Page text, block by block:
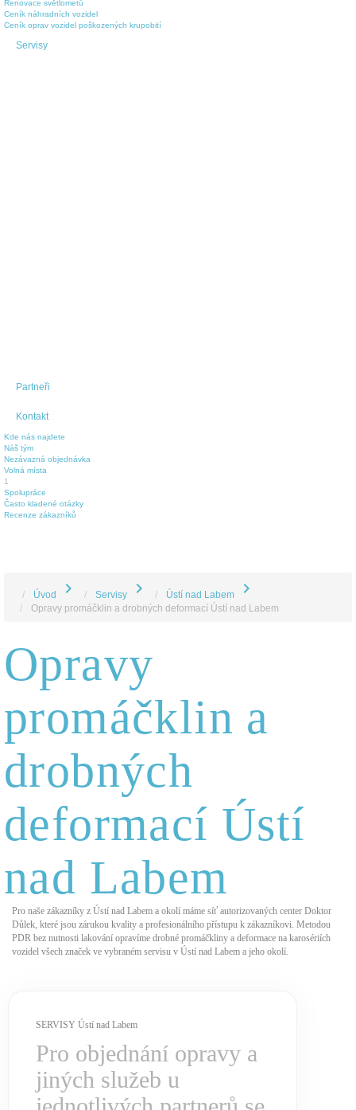
Renovace světlometů
Ceník náhradních vozidel
Ceník oprav vozidel poškozených krupobití
Servisy
Partneři
Kontakt
Kde nás najdete
Náš tým
Nezávazná objednávka
Volná místa
1
Spolupráce
Často kladené otázky
Recenze zákazníků
Úvod chevron_right Servisy chevron_right Ústí nad Labem chevron_right
Opravy promáčklin a drobných deformací Ústí nad Labem
Opravy
promáčklin a
drobných
deformací Ústí
nad Labem
Pro naše zákazníky z Ústí nad Labem a okolí máme síť autorizovaných center Doktor
Důlek, které jsou zárukou kvality a profesionálního přístupu k zákazníkovi. Metodou
PDR bez nutnosti lakování opravíme drobné promáčkliny a deformace na karosériích
vozidel všech značek ve vybraném servisu v Ústí nad Labem a jeho okolí.
SERVISY Ústí nad Labem
Pro objednání opravy a
jiných služeb u